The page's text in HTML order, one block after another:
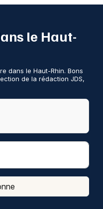
le Haut-
dans le Haut-Rhin. Bons
de la rédaction JDS,